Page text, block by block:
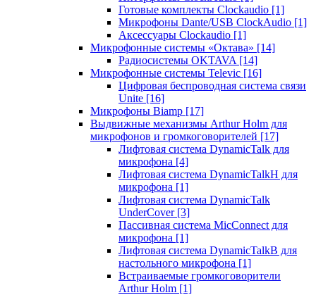
Готовые комплекты Clockaudio [1]
Микрофоны Dante/USB ClockAudio [1]
Аксессуары Clockaudio [1]
Микрофонные системы «Октава» [14]
Радиосистемы OKTAVA [14]
Микрофонные системы Televic [16]
Цифровая беспроводная система связи
Unite [16]
Микрофоны Biamp [17]
Выдвижные механизмы Arthur Holm для
микрофонов и громкоговорителей [17]
Лифтовая система DynamicTalk для
микрофона [4]
Лифтовая система DynamicTalkH для
микрофона [1]
Лифтовая система DynamicTalk
UnderCover [3]
Пассивная система MicConnect для
микрофона [1]
Лифтовая система DynamicTalkB для
настольного микрофона [1]
Встраиваемые громкоговорители
Arthur Holm [1]